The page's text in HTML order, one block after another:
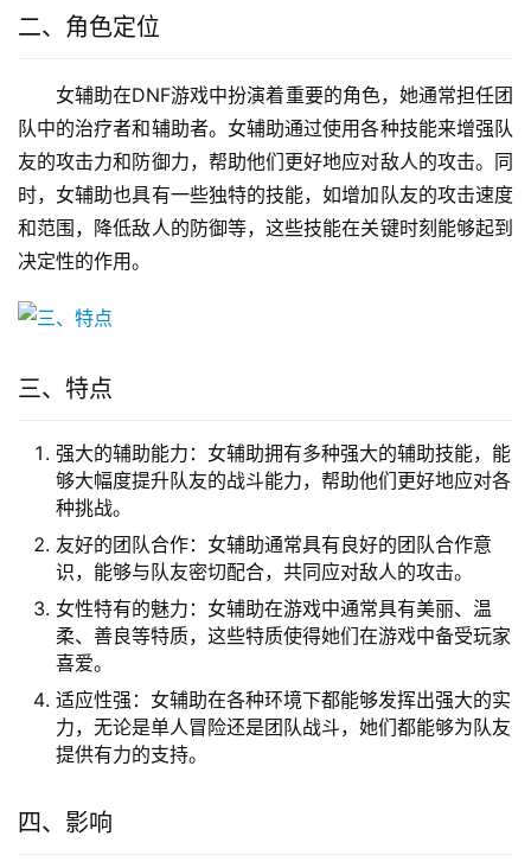
二、角色定位
女辅助在DNF游戏中扮演着重要的角色，她通常担任团
队中的治疗者和辅助者。女辅助通过使用各种技能来增强队
友的攻击力和防御力，帮助他们更好地应对敌人的攻击。同
时，女辅助也具有一些独特的技能，如增加队友的攻击速度
和范围，降低敌人的防御等，这些技能在关键时刻能够起到
决定性的作用。
三、特点
强大的辅助能力：女辅助拥有多种强大的辅助技能，能
够大幅度提升队友的战斗能力，帮助他们更好地应对各
种挑战。
友好的团队合作：女辅助通常具有良好的团队合作意
识，能够与队友密切配合，共同应对敌人的攻击。
女性特有的魅力：女辅助在游戏中通常具有美丽、温
柔、善良等特质，这些特质使得她们在游戏中备受玩家
喜爱。
适应性强：女辅助在各种环境下都能够发挥出强大的实
力，无论是单人冒险还是团队战斗，她们都能够为队友
提供有力的支持。
四、影响